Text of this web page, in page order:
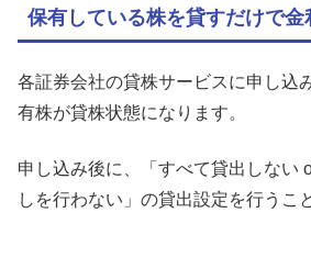
保有している株を貸すだけで金
各証券会社の貸株サービスに申し込
有株が貸株状態になります。
申し込み後に、「すべて貸出しない
しを行わない」の貸出設定を行うこ